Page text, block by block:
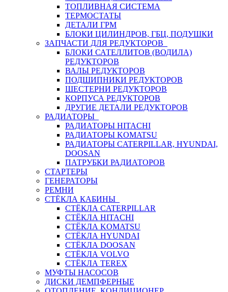
ТОПЛИВНАЯ СИСТЕМА
ТЕРМОСТАТЫ
ДЕТАЛИ ГРМ
БЛОКИ ЦИЛИНДРОВ, ГБЦ, ПОДУШКИ
ЗАПЧАСТИ ДЛЯ РЕДУКТОРОВ
БЛОКИ САТЕЛЛИТОВ (ВОДИЛА)
РЕДУКТОРОВ
ВАЛЫ РЕДУКТОРОВ
ПОДШИПНИКИ РЕДУКТОРОВ
ШЕСТЕРНИ РЕДУКТОРОВ
КОРПУСА РЕДУКТОРОВ
ДРУГИЕ ДЕТАЛИ РЕДУКТОРОВ
РАДИАТОРЫ
РАДИАТОРЫ HITACHI
РАДИАТОРЫ KOMATSU
РАДИАТОРЫ CATERPILLAR, HYUNDAI,
DOOSAN
ПАТРУБКИ РАДИАТОРОВ
СТАРТЕРЫ
ГЕНЕРАТОРЫ
РЕМНИ
СТЁКЛА КАБИНЫ
СТЁКЛА CATERPILLAR
СТЁКЛА HITACHI
СТЁКЛА KOMATSU
СТЁКЛА HYUNDAI
СТЁКЛА DOOSAN
СТЁКЛА VOLVO
СТЁКЛА TEREX
МУФТЫ НАСОСОВ
ДИСКИ ДЕМПФЕРНЫЕ